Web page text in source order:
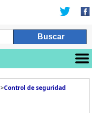
>Control de seguridad